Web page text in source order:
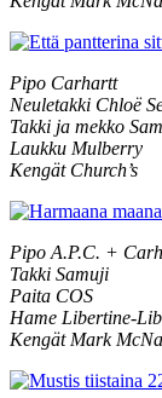
Pipo Carhartt
Neuletakki Chloë
Takki ja mekko
Laukku Mulberry
Kengät Church’s
Pipo A.P.C. +
Takki Samuji
Paita COS
Hame Libertine-
Kengät Mark